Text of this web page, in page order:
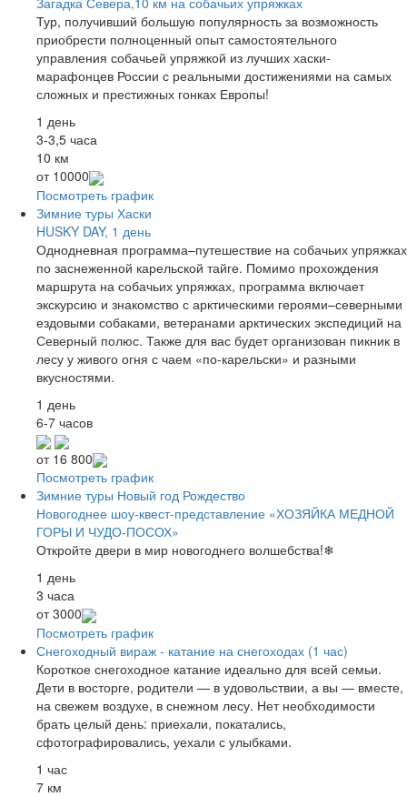
Тур, получивший большую популярность за возможность
приобрести полноценный опыт самостоятельного
управления собачьей упряжкой из лучших хаски-
марафонцев России с реальными достижениями на самых
сложных и престижных гонках Европы!
1 день
3-3,5 часа
10 км
от 10000
Посмотреть график
Зимние туры Хаски
HUSKY DAY, 1 день
Однодневная программа–путешествие на собачьих упряжках
по заснеженной карельской тайге. Помимо прохождения
маршрута на собачьих упряжках, программа включает
экскурсию и знакомство с арктическими героями–северными
ездовыми собаками, ветеранами арктических экспедиций на
Северный полюс. Также для вас будет организован пикник в
лесу у живого огня с чаем «по-карельски» и разными
вкусностями.
1 день
6-7 часов
от 16 800
Посмотреть график
Зимние туры Новый год Рождество
Новогоднее шоу-квест-представление «ХОЗЯЙКА МЕДНОЙ
ГОРЫ И ЧУДО-ПОСОХ»
Откройте двери в мир новогоднего волшебства!❄
1 день
3 часа
от3000
Посмотреть график
Снегоходный вираж - катание на снегоходах (1 час)
Короткое снегоходное катание идеально для всей семьи.
Дети в восторге, родители — в удовольствии, а вы — вместе,
на свежем воздухе, в снежном лесу. Нет необходимости
брать целый день: приехали, покатались,
сфотографировались, уехали с улыбками.
1 час
7 км